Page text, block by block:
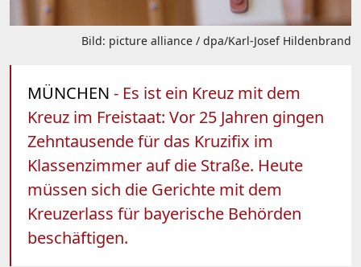
Bild: picture alliance / dpa/Karl-Josef Hildenbrand
MÜNCHEN - Es ist ein Kreuz mit dem
Kreuz im Freistaat: Vor 25 Jahren gingen
Zehntausende für das Kruzifix im
Klassenzimmer auf die Straße. Heute
müssen sich die Gerichte mit dem
Kreuzerlass für bayerische Behörden
beschäftigen.